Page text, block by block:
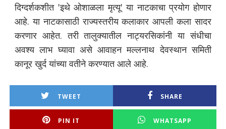
दिग्दर्शकशीत 'इथे ओशाळला मृत्यू' या नाटकाचा प्रयोग होणार
आहे. या नाटकासाठी राज्यस्तरीय कलाकार आपली कला सादर
करणार आहेत. तरी तालुक्यातील नाट्यरसिकांनी या संधीचा
अवश्य लाभ घ्यावा असे आवाहन मल्लनाथ देवस्थान समिती
कानूर खुर्द यांच्या वतीने करण्यात आले आहे.
TWEET SHARE
PIN IT WHATSAPP